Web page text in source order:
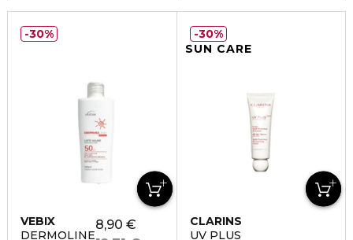
VEBIX
DERMOLINE
8,90 €
30%
SUN CARE
CLARINS
UV PLUS
30%